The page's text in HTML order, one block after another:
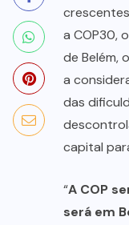
a COP30,
de Belém,
a
das
capital
“A COP
será em